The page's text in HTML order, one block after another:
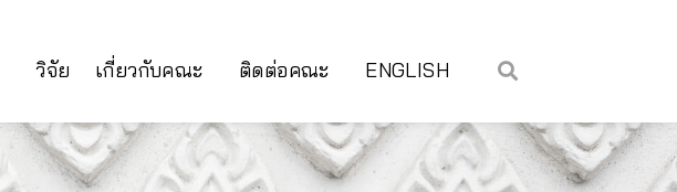
วิจัย เกี่ยวกับคณะ ติดต่อคณะ ENGLISH